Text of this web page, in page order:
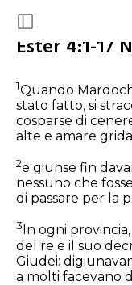
Ester 4:1-17
1Quando
stato fatto, si
cosparse di
alte e amare
2e giunse fin
nessuno che
di passare per la
3 In ogni
del re e il suo
Giudei:
a molti facevano